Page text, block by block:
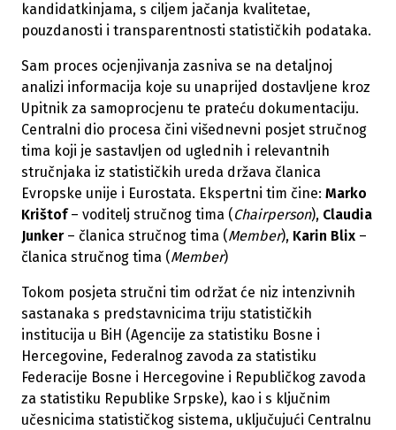
kandidatkinjama, s ciljem jačanja kvalitetae,
pouzdanosti i transparentnosti statističkih podataka.
Sam proces ocjenjivanja zasniva se na detaljnoj
analizi informacija koje su unaprijed dostavljene kroz
Upitnik za samoprocjenu te prateću dokumentaciju.
Centralni dio procesa čini višednevni posjet stručnog
tima koji je sastavljen od uglednih i relevantnih
stručnjaka iz statističkih ureda država članica
Evropske unije i Eurostata. Ekspertni tim čine: Marko
Krištof– voditelj stručnog tima ( Chairperson), Claudia
Junker– članica stručnog tima (Member), Karin Blix –
članica stručnog tima (Member)
Tokom posjeta stručni tim održat će niz intenzivnih
sastanaka s predstavnicima triju statističkih
institucija u BiH (Agencije za statistiku Bosne i
Hercegovine, Federalnog zavoda za statistiku
Federacije Bosne i Hercegovine i Republičkog zavoda
za statistiku Republike Srpske), kao i s ključnim
učesnicima statističkog sistema, uključujući Centralnu